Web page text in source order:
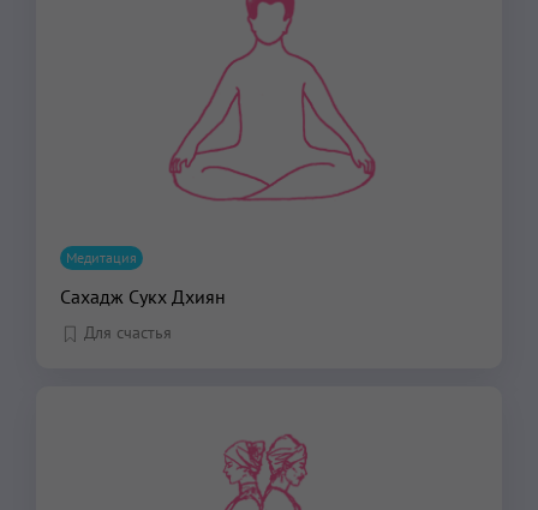
Медитация
Сахадж Сукх Дхиян
Для счастья